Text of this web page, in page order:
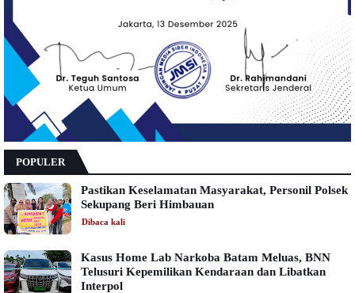
POPULER
Pastikan Keselamatan Masyarakat, Personil Polsek
Sekupang Beri Himbauan
Dibaca kali
Kasus Home Lab Narkoba Batam Meluas, BNN
Telusuri Kepemilikan Kendaraan dan Libatkan
Interpol